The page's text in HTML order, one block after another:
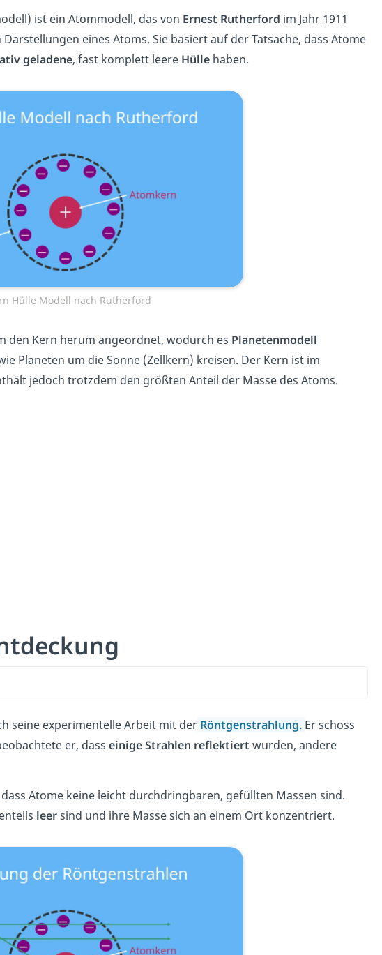
ell) istein Atommodell, das von Ernest Rutherford im Jahr1911
eines Atoms. Sie basiertaufderTatsache, dass Atome
geladene, fast komplett leereHüllehaben.
Hülle Modell nach Rutherford
den Kern herum angeordnet, wodurch es Planetenmodell
iePlaneten um dieSonne (Zellkern) kreisen. DerKern istim
jedoch trotzdem den größten Anteil der Masse des Atoms.
seineexperimentelleArbeitmitderRöntgenstrahlung. Erschoss
obachtete er, dass einige Strahlen reflektiert wurden, andere
Atome keine leicht durchdringbaren, gefüllten Massen sind.
leersind und ihre Masse sich an einem Ort konzentriert.